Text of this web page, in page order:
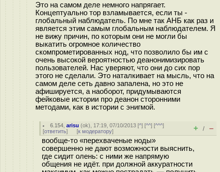
Это на самом деле немного напрягает.
Концептуально тор взламывается, если ты -
глобальный наблюдатель. По мне так АНБ как раз и
является этим самым глобальным наблюдателем. Я
не вижу причин, по которым они не могли бы
выкатить огромное количество
скомпрометированных нод, что позволило бы им с
очень высокой вероятностью деанонимизировать
пользователей. Нас уверяют, что они до сих пор
этого не сделали. Это наталкивает на мысль, что на
самом деле сеть давно запалена, но это не
афишируется, а наоборот, придумываются
фейковые истории про деанон сторонними
методами, как в истории с энигмой.
6.154 ,arisu (ok), 17:19, 07/10/2013 [^] [^^] [^^^]
[ответить] [к модератору] + / –
вообще-то «перехваченые ноды»
совершенно не дают возможности выяснить,
где сидит олень: с ними же напрямую
общения не идёт. при должной аккуратности